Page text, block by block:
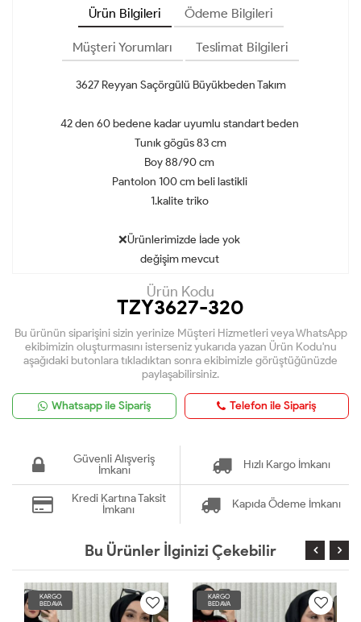
Ürün Bilgileri Ödeme Bilgileri
Müşteri Yorumları Teslimat Bilgileri
3627 Reyyan Saçörgülü Büyükbeden Takım
42 den 60 bedene kadar uyumlu standart beden
Tunık gögüs 83 cm
Boy 88/90 cm
Pantolon 100 cm beli lastikli
1.kalite triko
❌Ürünlerimizde İade yok
değişim mevcut
Ürün Kodu
TZY3627-320
Bu ürünün siparişini sizin yerinize Müşteri Hizmetleri veya WhatsApp
ekibimizin oluşturmasını isterseniz yukarıda yazan Ürün Kodu'nu
aşağıdaki butonlara tıkladıktan sonra ekibimizle görüştüğünüzde
paylaşabilirsiniz.
Whatsapp ile Sipariş Telefon ile Sipariş
Güvenli Alışveriş
İmkanı
Hızlı Kargo İmkanı
Kredi Kartına Taksit
İmkanı
Kapıda Ödeme İmkanı
Bu Ürünler İlginizi Çekebilir
KARGO
BEDAVA
KARGO
BEDAVA